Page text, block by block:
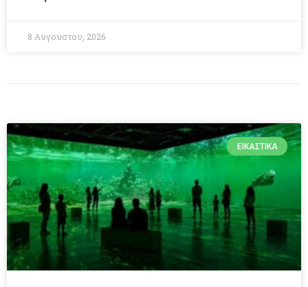
8 Αυγούστου, 2026
ΕΙΚΑΣΤΙΚΆ